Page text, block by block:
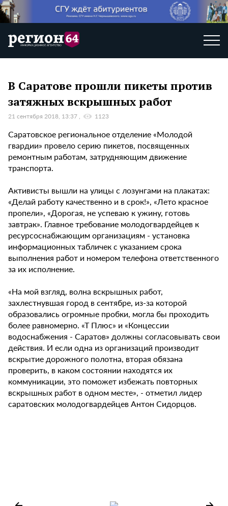
В Саратове прошли пикеты против
затяжных вскрышных работ
21 сентября 2018, 13:37 1123
Саратовское региональное отделение «Молодой
гвардии» провело серию пикетов, посвященных
ремонтным работам, затрудняющим движение
транспорта.
Активисты вышли на улицы с лозунгами на плакатах:
«Делай работу качественно и в срок!», «Лето красное
пропели», «Дорогая, не успеваю к ужину, готовь
завтрак». Главное требование молодогвардейцев к
ресурсоснабжающим организациям - установка
информационных табличек с указанием срока
выполнения работ и номером телефона ответственного
за их исполнение.
«На мой взгляд, волна вскрышных работ,
захлестнувшая город в сентябре, из-за которой
образовались огромные пробки, могла бы проходить
более равномерно. «Т Плюс» и «Концессии
водоснабжения - Саратов» должны согласовывать свои
действия. И если одна из организаций производит
вскрытие дорожного полотна, вторая обязана
проверить, в каком состоянии находятся их
коммуникации, это поможет избежать повторных
вскрышных работ в одном месте», - отметил лидер
саратовских молодогвардейцев Антон Сидорцов.